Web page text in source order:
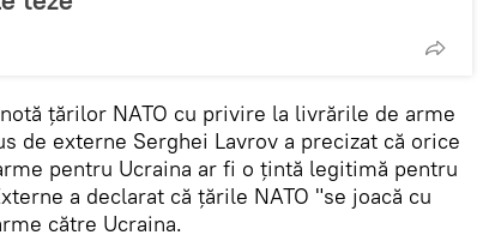
țărilor NATO cu privire la livrările de arme
de externe Serghei Lavrov a precizat că orice
pentru Ucraina ar fi o țintă legitimă pentru
a declarat că țările NATO "se joacă cu
către Ucraina.